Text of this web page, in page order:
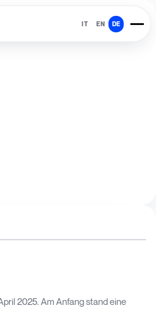
IT EN DE
2025. Am Anfang stand eine